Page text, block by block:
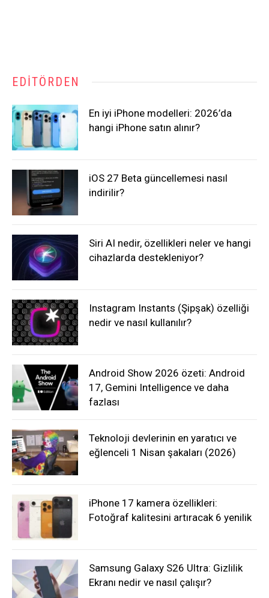
EDITÖRDEN
En iyi iPhone modelleri: 2026’da
hangi iPhone satın alınır?
iOS 27 Beta güncellemesi nasıl
indirilir?
Siri AI nedir, özellikleri neler ve hangi
cihazlarda destekleniyor?
Instagram Instants (Şipşak) özelliği
nedir ve nasıl kullanılır?
Android Show 2026 özeti: Android
17, Gemini Intelligence ve daha
fazlası
Teknoloji devlerinin en yaratıcı ve
eğlenceli 1 Nisan şakaları (2026)
iPhone 17 kamera özellikleri:
Fotoğraf kalitesini artıracak 6 yenilik
Samsung Galaxy S26 Ultra: Gizlilik
Ekranı nedir ve nasıl çalışır?